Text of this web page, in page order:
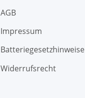
AGB
Impressum
Batteriegesetzhinweise
Widerrufsrecht